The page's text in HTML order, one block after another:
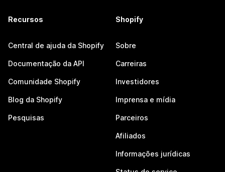
Recursos
Central de ajuda da Shopify
Documentação da API
Comunidade Shopify
Blog da Shopify
Pesquisas
Shopify
Sobre
Carreiras
Investidores
Imprensa e mídia
Parceiros
Afiliados
Informações jurídicas